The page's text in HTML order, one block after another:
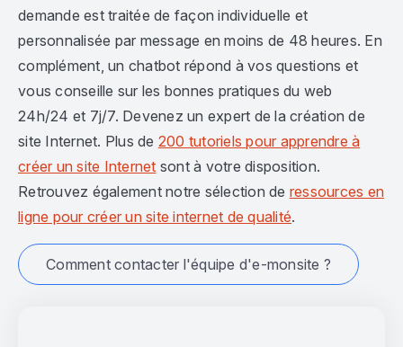
demande est traitée de façon individuelle et
personnalisée par message en moins de 48 heures. En
complément, un chatbot répond à vos questions et
vous conseille sur les bonnes pratiques du web
24h/24 et 7j/7. Devenez un expert de la création de
site Internet. Plus de 200 tutoriels pour apprendre à
créer un site Internet sont à votre disposition.
Retrouvez également notre sélection de ressources en
ligne pour créer un site internet de qualité.
Comment contacter l'équipe d'e-monsite ?